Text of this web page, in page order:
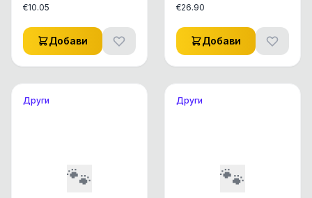
€10.05
Добави
€26.90
Добави
Други
🐾
Други
🐾